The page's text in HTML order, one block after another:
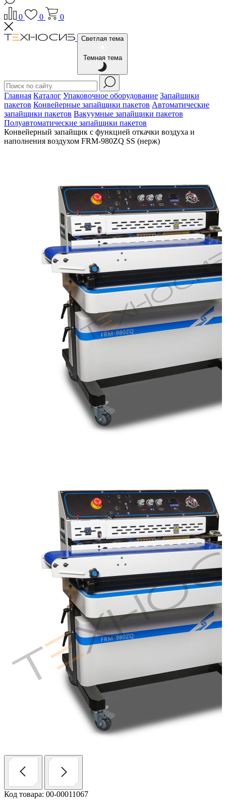
0 0 0
Светлая тема
Темная тема
Главная Каталог Упаковочное оборудование Запайщики
пакетов Конвейерные запайщики пакетов Автоматические
запайщики пакетов Вакуумные запайщики пакетов
Полуавтоматические запайщики пакетов
Конвейерный запайщик с функцией откачки воздуха и
наполнения воздухом FRM-980ZQ SS (нерж)
Код товара: 00-00011067